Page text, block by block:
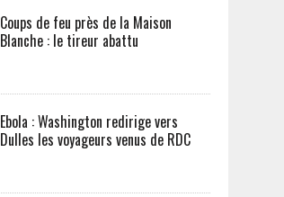
Coups de feu près de la Maison
Blanche : le tireur abattu
Ebola : Washington redirige vers
Dulles les voyageurs venus de RDC